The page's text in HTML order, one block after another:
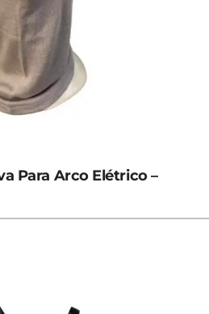
Para Arco Elétrico –